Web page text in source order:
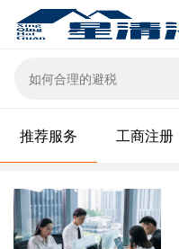
资质许可
推荐服务 工商注册